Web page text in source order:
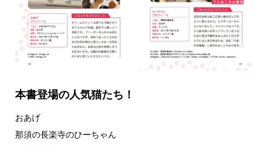
本書登場の人気猫たち！
おあげ
那須の長楽寺のひーちゃん